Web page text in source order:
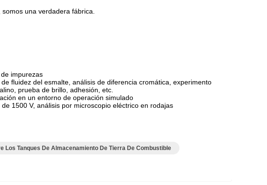
una verdadera fábrica.
impurezas
fluidez del esmalte, análisis de diferencia cromática, experimento
prueba de brillo, adhesión, etc.
en un entorno de operación simulado
1500 V, análisis por microscopio eléctrico en rodajas
Los Tanques De Almacenamiento De Tierra De Combustible